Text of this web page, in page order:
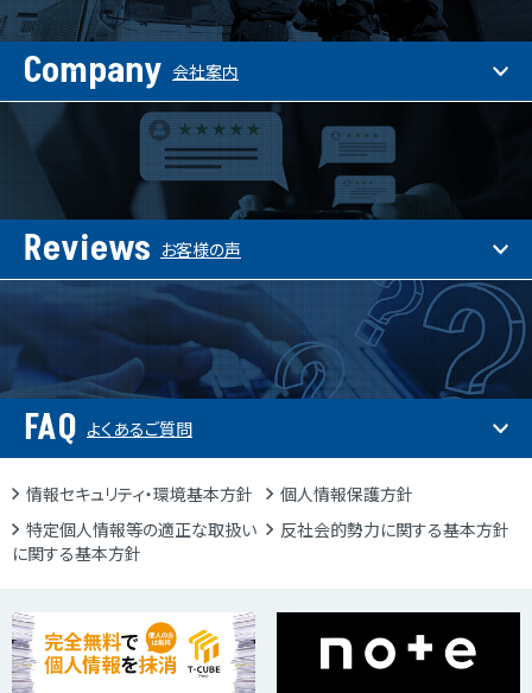
Company 会社案内
Reviews お客様の声
FAQ よくあるご質問
情報セキュリティ・環境基本方針
個人情報保護方針
特定個人情報等の適正な取扱い
に関する基本方針
反社会的勢力に関する基本方針